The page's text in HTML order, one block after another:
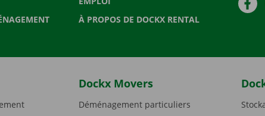
À PROPOS DE DOCKX RENTAL
Dockx Movers
Déménagement particuliers